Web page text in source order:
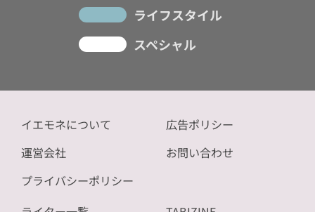
ライフスタイル
スペシャル
イエモネについて
運営会社
プライバシーポリシー
広告ポリシー
お問い合わせ